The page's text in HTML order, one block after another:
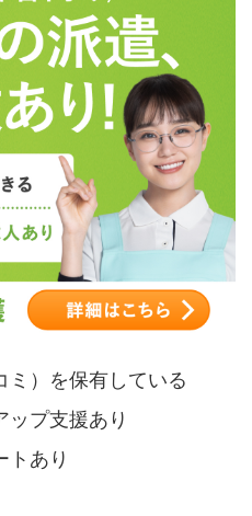
ミ）を保有している
ップ支援あり
トあり